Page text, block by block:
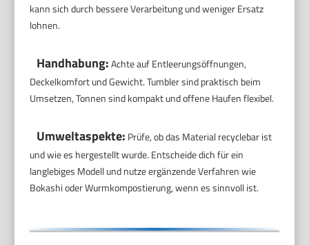
kann sich durch bessere Verarbeitung und weniger Ersatz
lohnen.
Handhabung:Achte auf Entleerungsöffnungen,
Deckelkomfort und Gewicht. Tumbler sind praktisch beim
Umsetzen, Tonnen sind kompakt und offene Haufen flexibel.
Umweltaspekte: Prüfe, ob das Material recyclebar ist
und wie es hergestellt wurde. Entscheide dich für ein
langlebiges Modell und nutze ergänzende Verfahren wie
Bokashi oder Wurmkompostierung, wenn es sinnvoll ist.